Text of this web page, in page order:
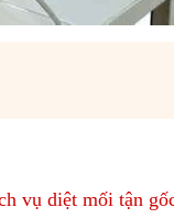
vụ diệt mối tận